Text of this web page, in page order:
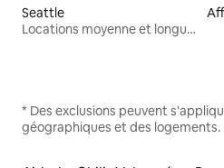
Seattle
Locations moyenne et longue durée
* Des exclusions peuvent
géographiques et des logements.